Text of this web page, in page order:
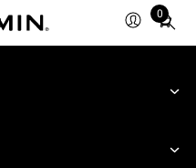
0
Total
items
cart: